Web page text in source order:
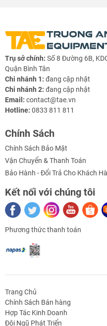
Định
Linh Kiện Siết -
Trụ sở chính: Số 8 Đường 6B,
Quận Bình Tân
Chi nhánh 1: đang cập nhật
Chi nhánh 2: đang cập nhật
Email: contact@tae.vn
Hotline: 0833 811 811
Chính Sách
Chính Sách Bảo Mật
Vận Chuyển & Thanh Toán
Bảo Hành - Đổi Trả Cho Khách
Kết nối với chúng tôi
Phương thức thanh toán
Trang Chủ
Chính Sách Bán hàng
Hợp Tác Kinh Doanh
Đội Ngũ Phát Triển